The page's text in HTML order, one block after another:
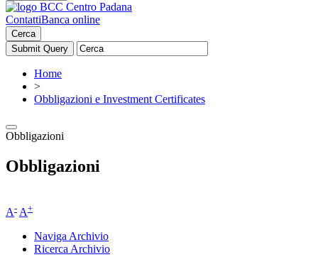
ContattiBanca online
Cerca
Home
>
Obbligazioni e Investment Certificates
Obbligazioni
Obbligazioni
A- A+
Naviga Archivio
Ricerca Archivio